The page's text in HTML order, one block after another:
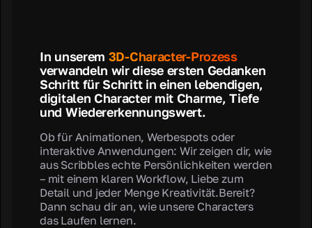
In unserem 3D-Character-Prozess
verwandeln wir diese ersten Gedanken
Schritt für Schritt in einen lebendigen,
digitalen Character mit Charme, Tiefe
und Wiedererkennungswert.
Ob für Animationen, Werbespots oder
interaktive Anwendungen: Wir zeigen dir, wie
aus Scribbles echte Persönlichkeiten werden
– mit einem klaren Workflow, Liebe zum
Detail und jeder Menge Kreativität.Bereit?
Dann schau dir an, wie unsere Characters
das Laufen lernen.